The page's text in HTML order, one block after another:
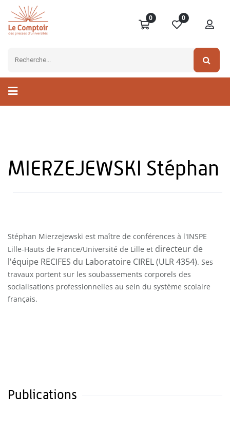
0 0
MIERZEJEWSKI Stéphan
Stéphan Mierzejewski est maître de conférences à l'INSPE
Lille-Hauts de France/Université de Lille et directeur de
l'équipe RECIFES du Laboratoire CIREL (ULR4354). Ses
travaux portent sur les soubassements corporels des
socialisations professionnelles au sein du système scolaire
français.
Publications